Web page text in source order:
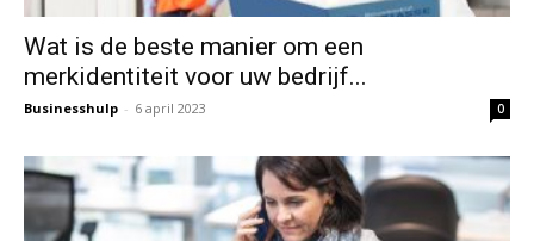
Wat is de beste manier om een
merkidentiteit voor uw bedrijf...
Businesshulp - 6 april 2023 0